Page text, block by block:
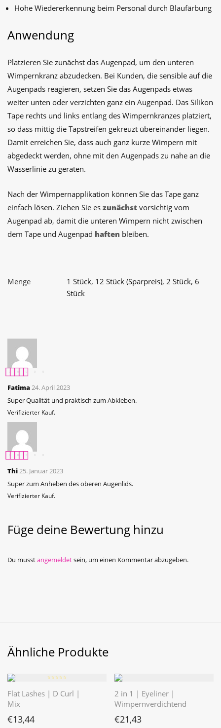
Hohe Wiedererkennung beim Personal durch Blaufärbung
Anwendung
Platzieren Sie zunächst das Augenpad, um den unteren
Wimpernkranz abzudecken. Bei Kunden, die sensible auf die
Augenpads reagieren, setzen Sie das Augenpads etwas
weiter unten oder verzichten ganz ein Augenpad. Das Silikon
Tape rechts und links entlang des Wimpernkranzes platziert,
so dass mittig die Tapstreifen gekreuzt übereinander liegen.
Damit erreichen Sie, dass auch ganz kurze Wimpern mit
abgedeckt werden, ohne mit den Augenpads zu nahe an die
Wasserlinie zu geraten.
Nach der Wimpernapplikation können Sie das Tape ganz
einfach lösen. Ziehen Sie es zunächst vorsichtig vom
Augenpad ab, damit die unteren Wimpern nicht zwischen
dem Tape und Augenpad haften bleiben.
Menge
1 Stück, 12 Stück (Sparpreis), 2 Stück, 6
Stück
Bewertet mit5
von 5
Fatima24. April 2023
Super Qualität und praktisch zum Abkleben.
Verifizierter Kauf.
Bewertet mit5
von 5
Thi25. Januar 2023
Super zum Anheben des oberen Augenlids.
Verifizierter Kauf.
Füge deine Bewertung hinzu
Du musstangemeldetsein, um einen Kommentar abzugeben.
Ähnliche Produkte
⭐️⭐️⭐️⭐️⭐️
Flat Lashes | D Curl |
Mix
€13,44
2 in 1 | Eyeliner |
Wimpernverdichtend
€21,43